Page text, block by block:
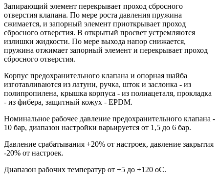
Запирающий элемент перекрывает проход сбросного
отверстия клапана. По мере роста давления пружина
сжимается, и запорный элемент приоткрывает проход
сбросного отверстия. В открытый просвет устремляются
излишки жидкости. По мере выхода напор снижается,
пружина отжимает запорный элемент и перекрывает проход
сбросного отверстия.
Корпус предохранительного клапана и опорная шайба
изготавливаются из латуни, ручка, шток и заслонка - из
полипропилена, крышка корпуса - из полиацеталя, прокладка
- из фибера, защитный кожух - EPDM.
Номинальное рабочее давление предохранительного клапана -
10 бар, диапазон настройки варьируется от 1,5 до 6 бар.
Давление срабатывания +20% от настроек, давление закрытия
-20% от настроек.
Диапазон рабочих температур от +5 до +120 оС.